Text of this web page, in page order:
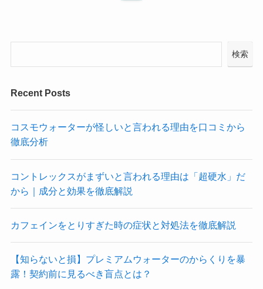
検索
Recent Posts
コスモウォーターが怪しいと言われる理由を口コミから
徹底分析
コントレックスがまずいと言われる理由は「超硬水」だ
から｜成分と効果を徹底解説
カフェインをとりすぎた時の症状と対処法を徹底解説
【知らないと損】プレミアムウォーターのからくりを暴
露！契約前に見るべき盲点とは？